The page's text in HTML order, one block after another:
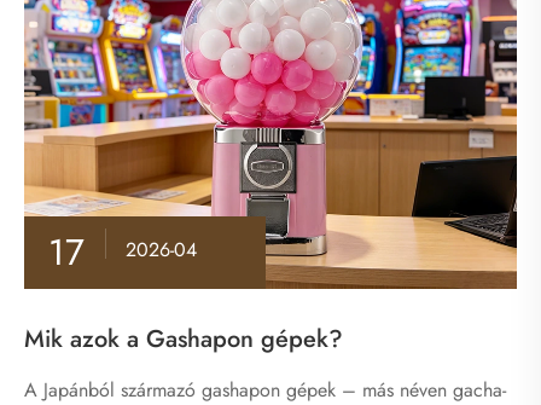
17 2026-04
Mik azok a Gashapon gépek?
A Japánból származó gashapon gépek – más néven gacha-